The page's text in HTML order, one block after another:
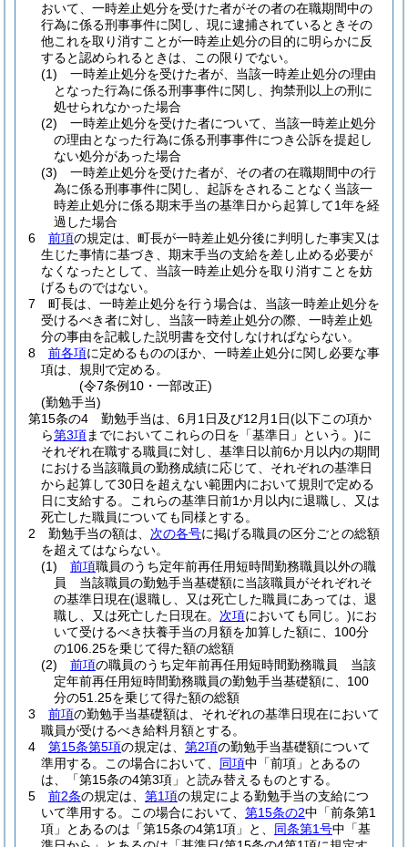
おいて、一時差止処分を受けた者がその者の在職期間中の
行為に係る刑事事件に関し、現に逮捕されているときその
他これを取り消すことが一時差止処分の目的に明らかに反
すると認められるときは、この限りでない。
(1)
一時差止処分を受けた者が、当該一時差止処分の理由
となった行為に係る刑事事件に関し、拘禁刑以上の刑に
処せられなかった場合
(2)
一時差止処分を受けた者について、当該一時差止処分
の理由となった行為に係る刑事事件につき公訴を提起し
ない処分があった場合
(3)
一時差止処分を受けた者が、その者の在職期間中の行
為に係る刑事事件に関し、起訴をされることなく当該一
時差止処分に係る期末手当の基準日から起算して1年を経
過した場合
6
前項の規定は、町長が一時差止処分後に判明した事実又は
生じた事情に基づき、期末手当の支給を差し止める必要が
なくなったとして、当該一時差止処分を取り消すことを妨
げるものではない。
7
町長は、一時差止処分を行う場合は、当該一時差止処分を
受けるべき者に対し、当該一時差止処分の際、一時差止処
分の事由を記載した説明書を交付しなければならない。
8
前各項に定めるもののほか、一時差止処分に関し必要な事
項は、規則で定める。
(令7条例10・一部改正)
(勤勉手当)
第15条の4
勤勉手当は、6月1日及び12月1日(以下この項か
ら第3項までにおいてこれらの日を「基準日」という。)に
それぞれ在職する職員に対し、基準日以前6か月以内の期間
における当該職員の勤務成績に応じて、それぞれの基準日
から起算して30日を超えない範囲内において規則で定める
日に支給する。
これらの基準日前1か月以内に退職し、又は
死亡した職員についても同様とする。
2
勤勉手当の額は、 次の各号に掲げる職員の区分ごとの総額
を超えてはならない。
(1)
前項職員のうち定年前再任用短時間勤務職員以外の職
員 当該職員の勤勉手当基礎額に当該職員がそれぞれそ
の基準日現在(退職し、又は死亡した職員にあっては、退
職し、又は死亡した日現在。 次項においても同じ。)にお
いて受けるべき扶養手当の月額を加算した額に、100分
の106.25を乗じて得た額の総額
(2)
前項の職員のうち定年前再任用短時間勤務職員 当該
定年前再任用短時間勤務職員の勤勉手当基礎額に、100
分の51.25を乗じて得た額の総額
3
前項の勤勉手当基礎額は、それぞれの基準日現在において
職員が受けるべき給料月額とする。
4
第15条第5項の規定は、 第2項の勤勉手当基礎額について
準用する。
この場合において、 同項中「前項」とあるの
は、「第15条の4第3項」と読み替えるものとする。
5
前2条の規定は、 第1項の規定による勤勉手当の支給につ
いて準用する。
この場合において、 第15条の2中「前条第1
項」とあるのは「第15条の4第1項」と、 同条第1号中「基